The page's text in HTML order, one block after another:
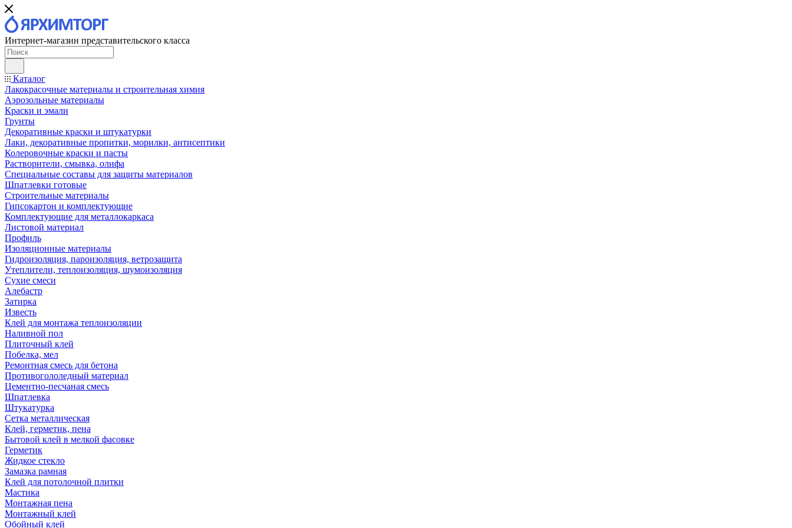
Интернет-магазин представительского класса
Каталог
Лакокрасочные материалы и строительная химия
Аэрозольные материалы
Краски и эмали
Грунты
Декоративные краски и штукатурки
Лаки, декоративные пропитки, морилки, антисептики
Колеровочные краски и пасты
Растворители, смывка, олифа
Специальные составы для защиты материалов
Шпатлевки готовые
Строительные материалы
Гипсокартон и комплектующие
Комплектующие для металлокаркаса
Листовой материал
Профиль
Изоляционные материалы
Гидроизоляция, пароизоляция, ветрозащита
Утеплители, теплоизоляция, шумоизоляция
Сухие смеси
Алебастр
Затирка
Известь
Клей для монтажа теплоизоляции
Наливной пол
Плиточный клей
Побелка, мел
Ремонтная смесь для бетона
Противогололедный материал
Цементно-песчаная смесь
Шпатлевка
Штукатурка
Сетка металлическая
Клей, герметик, пена
Бытовой клей в мелкой фасовке
Герметик
Жидкое стекло
Замазка рамная
Клей для потолочной плитки
Мастика
Монтажная пена
Монтажный клей
Обойный клей